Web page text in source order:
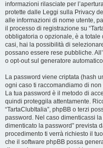
informazioni rilasciate per
protette dalle Leggi sulla Privacy
alle informazioni di nome utente,
il processo di registrazione su
obbligatoria o opzionale, è a totale
casi, hai la possibilità di
possano essere rese pubbliche.
o opt-out sul generatore
La password viene criptata (hash
ogni caso ti raccomandiamo di
La tua password è il metodo di
quindi proteggila attentamente.
“TartaClubItalia”, phpBB o terzi
password. Nel caso dimenticassi
dimenticato la password” prevista
procedimento ti verrà richiesto il
che il software phpBB possa